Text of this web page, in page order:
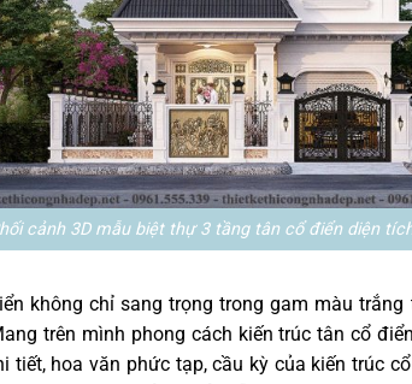
cảnh 3D mẫu biệt thự 3 tầng tân cổ điển diện
không chỉ sang trọng trong gam màu
trên mình phong cách kiến trúc tân cổ
tiết, hoa văn phức tạp, cầu kỳ của kiến trúc